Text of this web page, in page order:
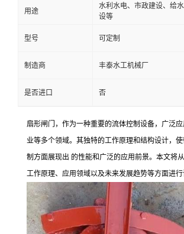
用途
水利水电、市政建设、给
设等
型号 可定制
制造商 丰泰水工机械厂
是否进口 否
扇形闸门，作为一种重要的流体控制设备，广泛
业等多个领域。其独特的工作原理和结构设计，
制方面展现出 的性能和广泛的应用前景。本文将
工作原理、应用领域以及未来发展趋势等方面进行